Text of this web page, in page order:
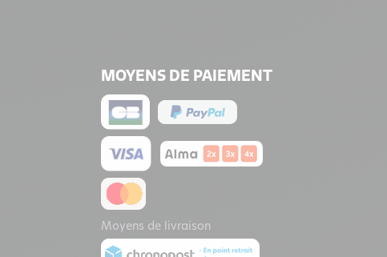
MOYENS DE PAIEMENT
Moyens de livraison